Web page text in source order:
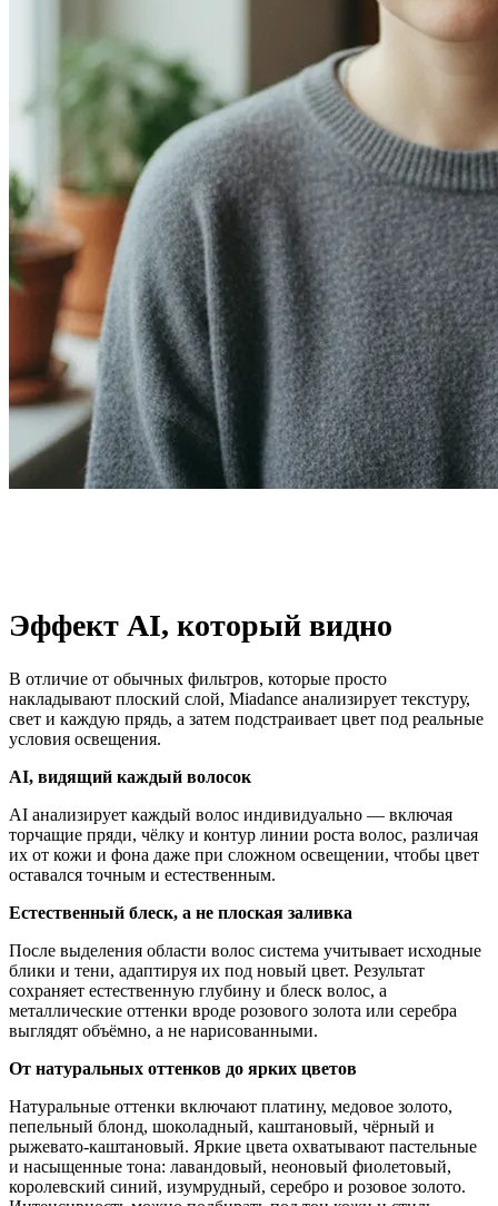
Эффект AI, который видно
В отличие от обычных фильтров, которые просто
накладывают плоский слой, Miadance анализирует текстуру,
свет и каждую прядь, а затем подстраивает цвет под реальные
условия освещения.
AI, видящий каждый волосок
AI анализирует каждый волос индивидуально — включая
торчащие пряди, чёлку и контур линии роста волос, различая
их от кожи и фона даже при сложном освещении, чтобы цвет
оставался точным и естественным.
Естественный блеск, а не плоская заливка
После выделения области волос система учитывает исходные
блики и тени, адаптируя их под новый цвет. Результат
сохраняет естественную глубину и блеск волос, а
металлические оттенки вроде розового золота или серебра
выглядят объёмно, а не нарисованными.
От натуральных оттенков до ярких цветов
Натуральные оттенки включают платину, медовое золото,
пепельный блонд, шоколадный, каштановый, чёрный и
рыжевато-каштановый. Яркие цвета охватывают пастельные
и насыщенные тона: лавандовый, неоновый фиолетовый,
королевский синий, изумрудный, серебро и розовое золото.